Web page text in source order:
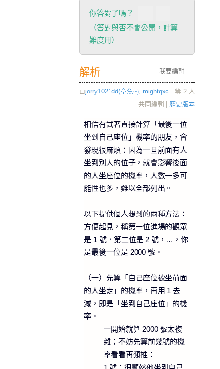
你答對了嗎？
（答對與否不會公開，計算
難度用）
解析 我要編輯
由jerry1021dd(章魚~) mightqxc ...等 2 人
共同編輯 | 歷史版本
相信有試著直接計算「最後一位
坐到自己座位」機率的朋友，會
發現很麻煩：因為一旦前面有人
坐到別人的位子，就會影響後面
的人坐座位的機率，人數一多可
能性也多，難以全部列出。
以下提供個人想到的兩種方法：
方便起見，稱第一位進場的觀眾
是 1 號，第二位是 2 號，…，你
是最後一位是 2000 號。
（一）先算「自己座位被坐前面
的人坐走」的機率，再用 1 去
減，即是「坐到自己座位」的機
率。
一開始就算 2000 號太複
雜；不妨先算前幾號的機
率看看再類推：
1 號：很顯然他坐到自己